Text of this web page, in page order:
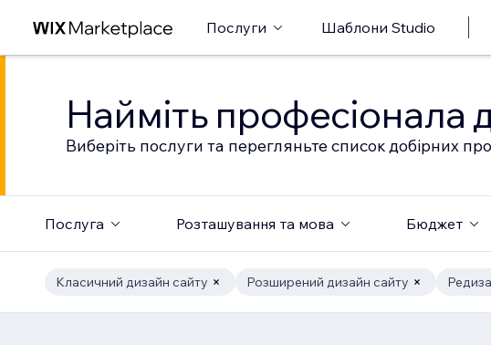
Послуги Шаблони Studio
Найміть
Виберіть послуги та перегляньте список добірних
Послуга Розташування та мова Бюджет
Класичний дизайн сайту Розширений дизайн сайту